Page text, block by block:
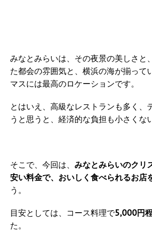
みなとみらいは、その夜景の美しさと
た都会の雰囲気と、横浜の海が揃って
マスには最高のロケーションです。
とはいえ、高級なレストランも多く、
うと思うと、経済的な負担も小さくな
そこで、今回は、 みなとみらいのクリ
安い料金で、おいしく食べられるお店
う。
目安としては、コース料理で5,000円
た。